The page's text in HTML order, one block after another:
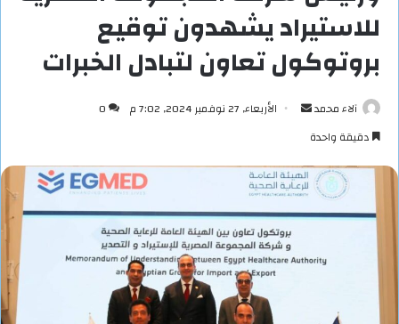
للاستيراد يشهدون توقيع
بروتوكول تعاون لتبادل الخبرات
آلاء محمد
أرسل الأربعاء, 27 نوفمبر 2024, 7:02 م
0
دقيقة واحدة